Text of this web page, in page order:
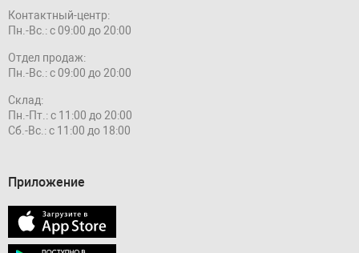
Контактный-центр:
Пн.-Вс.: с 09:00 до 20:00
Отдел продаж:
Пн.-Вс.: с 09:00 до 20:00
Склад:
Пн.-Пт.: с 11:00 до 20:00
Сб.-Вс.: с 11:00 до 18:00
Приложение